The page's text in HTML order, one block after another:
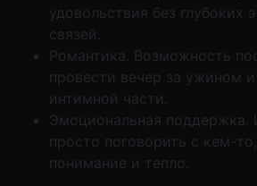
удовольствия без глубоких
связей.
Романтика. Возможность
провести вечер за ужином
интимной части.
Эмоциональная поддержка.
просто поговорить с кем-
понимание и тепло.